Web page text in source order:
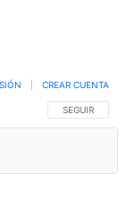
SIGA ESTA
SEGUIR
CREAR CUENTA